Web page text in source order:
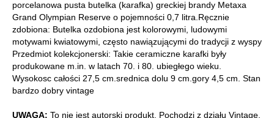
porcelanowa pusta butelka (karafka) greckiej brandy Metaxa
Grand Olympian Reserve o pojemności 0,7 litra.Ręcznie
zdobiona: Butelka ozdobiona jest kolorowymi, ludowymi
motywami kwiatowymi, często nawiązującymi do tradycji z wyspy
Przedmiot kolekcjonerski: Takie ceramiczne karafki były
produkowane m.in. w latach 70. i 80. ubiegłego wieku.
Wysokosc całości 27,5 cm.srednica dolu 9 cm.gory 4,5 cm. Stan
bardzo dobry vintage
UWAGA: To nie jest autorski produkt. Pochodzi z działu Vintage,